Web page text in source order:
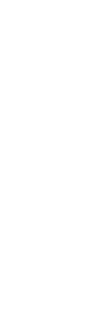
Bereits beim
drei
mit
des
mit